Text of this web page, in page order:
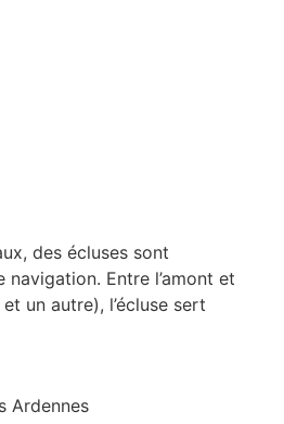
des écluses sont
Entre l’amont et
un autre), l’écluse sert
Ardennes